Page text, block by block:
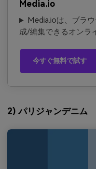
Media.io
Media.ioは、ブラ
成/編集できるオンラ
今すぐ無料で試す
2) パリジャンデニム